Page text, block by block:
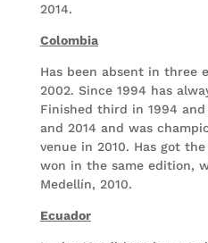
2014.
Colombia
Has been absent in three
2002. Since 1994 has
Finished third in 1994
and 2014 and was
venue in 2010. Has got
won in the same edition,
Medellín, 2010.
Ecuador